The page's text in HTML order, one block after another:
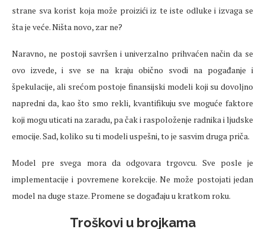
strane sva korist koja može proizići iz te iste odluke i izvaga se
šta je veće. Ništa novo, zar ne?
Naravno, ne postoji savršen i univerzalno prihvaćen način da se
ovo izvede, i sve se na kraju obično svodi na pogađanje i
špekulacije, ali srećom postoje finansijski modeli koji su dovoljno
napredni da, kao što smo rekli, kvantifikuju sve moguće faktore
koji mogu uticati na zaradu, pa čak i raspoloženje radnika i ljudske
emocije. Sad, koliko su ti modeli uspešni, to je sasvim druga priča.
Model pre svega mora da odgovara trgovcu. Sve posle je
implementacije i povremene korekcije. Ne može postojati jedan
model na duge staze. Promene se događaju u kratkom roku.
Troškovi u brojkama